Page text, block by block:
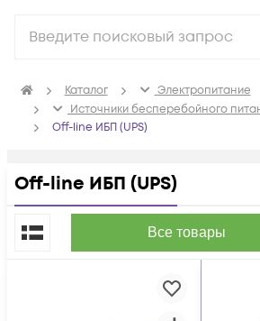
Каталог
Электропитание
Источники бесперебойного
Off-line ИБП (UPS)
Off-line ИБП (UPS)
Все товары
По популярности